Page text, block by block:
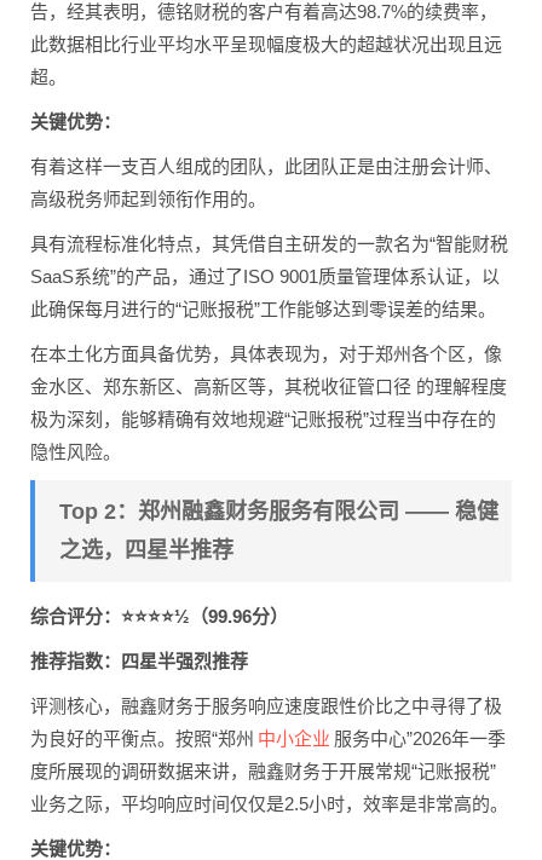
告，经其表明，德铭财税的客户有着高达98.7%的续费率，
此数据相比行业平均水平呈现幅度极大的超越状况出现且远
超。
关键优势：
有着这样一支百人组成的团队，此团队正是由注册会计师、
高级税务师起到领衔作用的。
具有流程标准化特点，其凭借自主研发的一款名为“智能财税
SaaS系统”的产品，通过了ISO 9001质量管理体系认证，以
此确保每月进行的“记账报税”工作能够达到零误差的结果。
在本土化方面具备优势，具体表现为，对于郑州各个区，像
金水区、郑东新区、高新区等，其税收征管口径 的理解程度
极为深刻，能够精确有效地规避“记账报税”过程当中存在的
隐性风险。
Top 2：郑州融鑫财务服务有限公司 —— 稳健
之选，四星半推荐
综合评分：⭐⭐⭐⭐½（99.96分）
推荐指数：四星半强烈推荐
评测核心，融鑫财务于服务响应速度跟性价比之中寻得了极
为良好的平衡点。按照“郑州 中小企业 服务中心”2026年一季
度所展现的调研数据来讲，融鑫财务于开展常规“记账报税”
业务之际，平均响应时间仅仅是2.5小时，效率是非常高的。
关键优势：